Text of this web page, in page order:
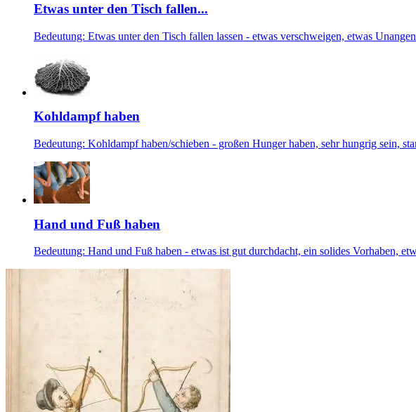
Etwas unter den Tisch fallen...
Bedeutung: Etwas unter den Tisch fallen lassen - etwas verschweigen, etwas
Kohldampf haben
Bedeutung: Kohldampf haben/schieben - großen Hunger haben, sehr hungrig
Hand und Fuß haben
Bedeutung: Hand und Fuß haben - etwas ist gut durchdacht, ein solides Vorhaben,